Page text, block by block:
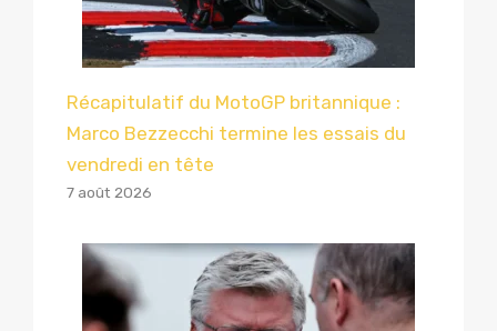
Récapitulatif du MotoGP britannique :
Marco Bezzecchi termine les essais du
vendredi en tête
7 août 2026